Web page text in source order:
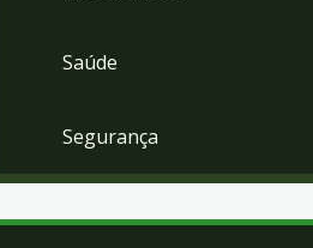
Saúde
Segurança